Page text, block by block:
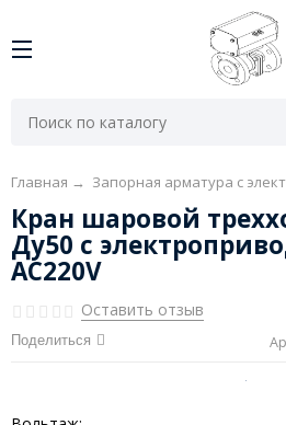
Главная → Запорная арматура с
Кран шаровой
Ду50 с
AC220V
Оставить отзыв
Поделиться